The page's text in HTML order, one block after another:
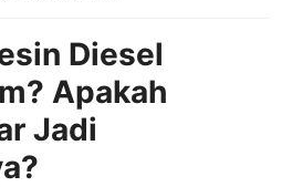
Diesel
Apakah
Jadi